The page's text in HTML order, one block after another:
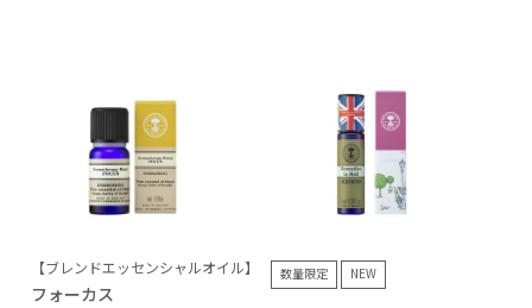
【ブレンドエッセンシャルオイル】
フォーカス
数量限定 NEW